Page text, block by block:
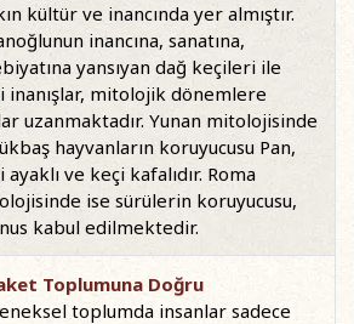
kültür ve inancında yer almıştır.
inancına, sanatına,
yansıyan dağ keçileri ile
inanışlar, mitolojik dönemlere
uzanmaktadır. Yunan mitolojisinde
hayvanların koruyucusu Pan,
ayaklı ve keçi kafalıdır. Roma
ise sürülerin koruyucusu,
kabul edilmektedir.
Toplumuna Doğru
toplumda insanlar sadece